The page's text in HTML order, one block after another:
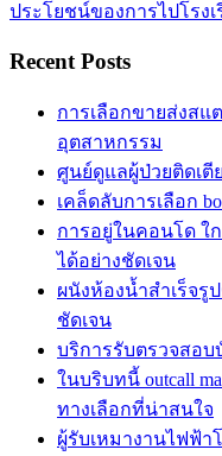
ประโยชน์ของการไปโรง
Recent Posts
การเลือกขายส่งสแ
อุตสาหกรรม
ศูนย์ดูแลผู้ป่วยติดเตี
เคล็ดลับการเลือก
การอยู่ในคอนโด ใ
ได้อย่างชัดเจน
ผนังห้องน้ำสำเร็จรู
ชัดเจน
บริการรับตรวจสอ
ในบริบทนี้ outcall
ทางเลือกที่น่าสนใจ
ผู้รับเหมางานไฟฟ้า